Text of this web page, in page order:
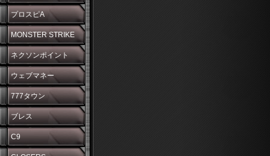
プロスピA
MONSTER STRIKE
ネクソンポイント
ウェブマネー
777タウン
ブレス
C9